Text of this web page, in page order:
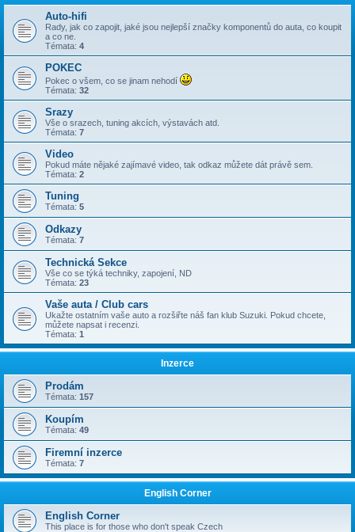
Auto-hifi
Rady, jak co zapojit, jaké jsou nejlepší značky komponentů do auta, co koupit
a co ne.
Témata: 4
POKEC
Pokec o všem, co se jinam nehodí
Témata: 32
Srazy
Vše o srazech, tuning akcích, výstavách atd.
Témata: 7
Video
Pokud máte nějaké zajímavé video, tak odkaz můžete dát právě sem.
Témata: 2
Tuning
Témata: 5
Odkazy
Témata: 7
Technická Sekce
Vše co se týká techniky, zapojení, ND
Témata: 23
Vaše auta / Club cars
Ukažte ostatním vaše auto a rozšiřte náš fan klub Suzuki. Pokud chcete,
můžete napsat i recenzi.
Témata: 1
Inzerce
Prodám
Témata: 157
Koupím
Témata: 49
Firemní inzerce
Témata: 7
English Corner
English Corner
This place is for those who don't speak Czech